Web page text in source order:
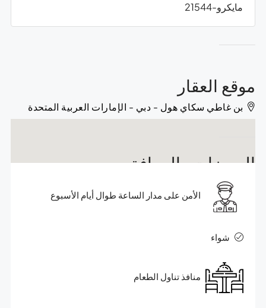
مايكرو-21544
موقع العقار
بن غاطي سكاي هول - دبي - الإمارات العربية المتحدة
المميزات والمرافق
الأمن على مدار الساعة طوال أيام الأسبوع
شواء
منافذ تناول الطعام